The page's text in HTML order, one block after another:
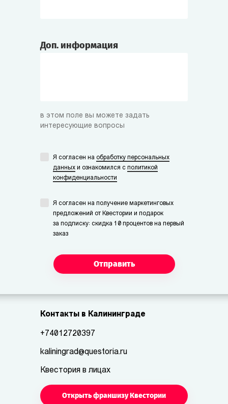
Доп. информация
в этом поле вы можете задать
интересующие вопросы
Я согласен на обработку персональных
данных и ознакомился с политикой
конфиденциальности
Я согласен на получение маркетинговых
предложений от Квестории и подарок
за подписку: скидка 10 процентов на первый
заказ
Отправить
Контакты в Калининграде
+74012720397
kaliningrad@questoria.ru
Квестория в лицах
Открыть франшизу Квестории